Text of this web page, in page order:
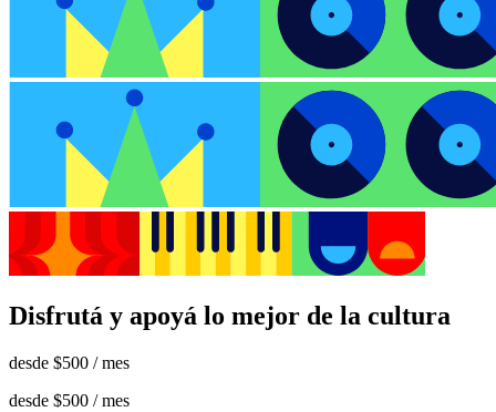
Disfrutá y apoyá lo mejor de la cultura
desde $500 / mes
desde $500 / mes